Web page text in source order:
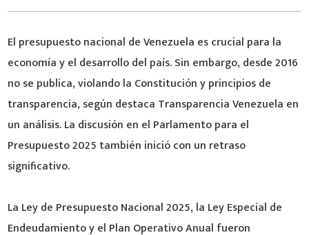
El presupuesto nacional de Venezuela es crucial para la
economía y el desarrollo del país. Sin embargo, desde 2016
no se publica, violando la Constitución y principios de
transparencia, según destaca Transparencia Venezuela en
un análisis. La discusión en el Parlamento para el
Presupuesto 2025 también inició con un retraso
significativo.
La Ley de Presupuesto Nacional 2025, la Ley Especial de
Endeudamiento y el Plan Operativo Anual fueron